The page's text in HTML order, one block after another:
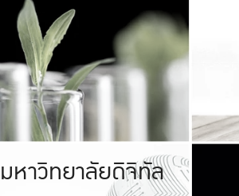
เกษตรศาสตร์ มีพื้นที่เขียวสดใส หนาแน่น
เป็นป่าในเมือง (URBAN FOREST)
เกษตรในเมือง (URBAN AGRICULTURE)
ที่นับรวมกันได้ประมาณ 1,400 ไร่
มหาวิทยาลัยรับผิดชอบต่อสังคม
มหาวิทยาลัยดิจิทัล